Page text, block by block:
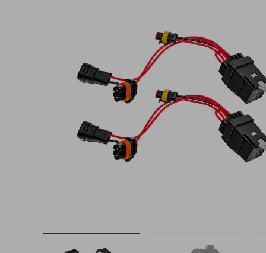
Często zadawane
Kontakt